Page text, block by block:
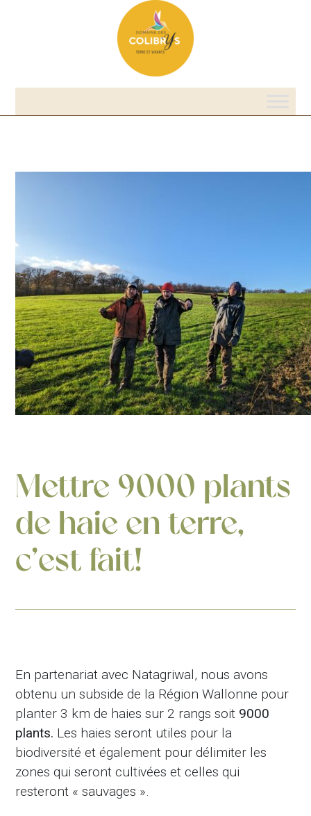
Mettre 9000 plants
de haie en terre,
c’est fait!
En partenariat avec Natagriwal, nous avons
obtenu un subside de la Région Wallonne pour
planter 3 km de haies sur 2 rangs soit 9000
plants. Les haies seront utiles pour la
biodiversité et également pour délimiter les
zones qui seront cultivées et celles qui
resteront « sauvages ».